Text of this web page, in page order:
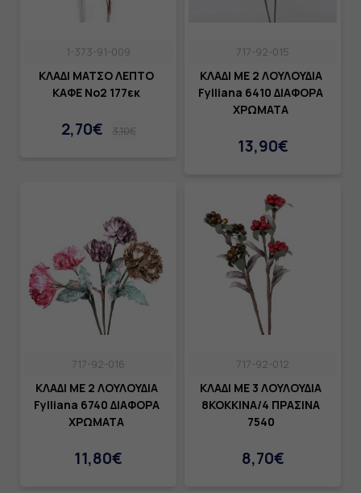
1-373-91-009
ΚΛΑΔΙ ΜΑΤΣΟ ΛΕΠΤΟ
ΚΑΦΕ Νο2 177εκ
2,70€ 3,10€
717-92-015
ΚΛΑΔΙ ΜΕ 2 ΛΟΥΛΟΥΔΙΑ
Fylliana 6410 ΔΙΑΦΟΡΑ
ΧΡΩΜΑΤΑ
13,90€
717-92-016
ΚΛΑΔΙ ΜΕ 2 ΛΟΥΛΟΥΔΙΑ
Fylliana 6740 ΔΙΑΦΟΡΑ
ΧΡΩΜΑΤΑ
11,80€
717-92-012
ΚΛΑΔΙ ΜΕ 3 ΛΟΥΛΟΥΔΙΑ
8ΚΟΚΚΙΝΑ/4 ΠΡΑΣΙΝΑ
7540
8,70€